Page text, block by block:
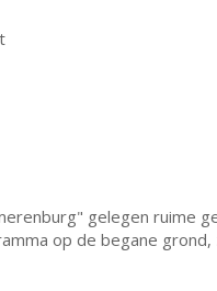
gelegen ruime
op de begane